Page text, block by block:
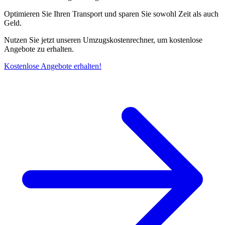
Optimieren Sie Ihren Transport und sparen Sie sowohl Zeit als auch
Geld.
Nutzen Sie jetzt unseren Umzugskostenrechner, um kostenlose
Angebote zu erhalten.
Kostenlose Angebote erhalten!